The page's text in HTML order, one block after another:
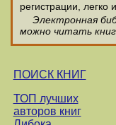
регистрации, легко
Электронная
можно читать
ПОИСК КНИГ
ТОП лучших
авторов книг